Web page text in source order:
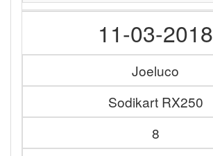
11-03-2018
Joeluco
Sodikart RX250
8